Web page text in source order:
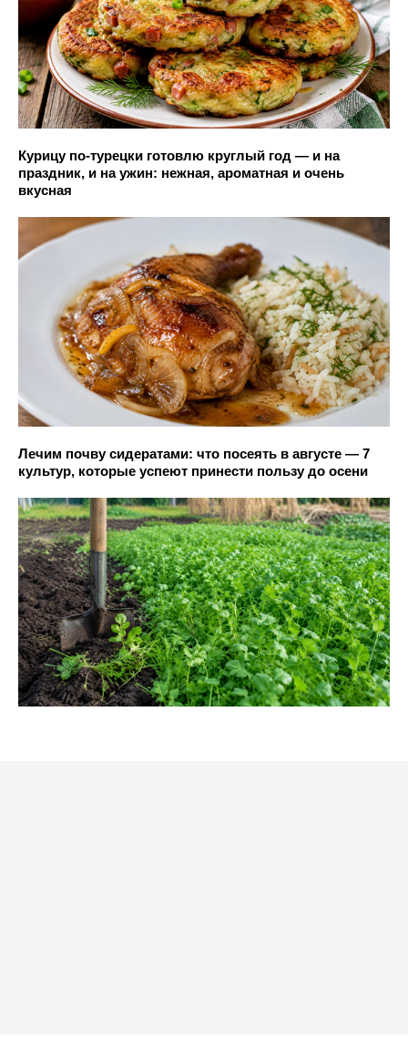
Курицу по-турецки готовлю круглый год — и на
праздник, и на ужин: нежная, ароматная и очень
вкусная
Лечим почву сидератами: что посеять в августе — 7
культур, которые успеют принести пользу до осени